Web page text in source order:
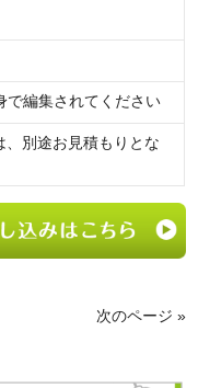
編集されてください
、別途お見積もりとな
次のページ »